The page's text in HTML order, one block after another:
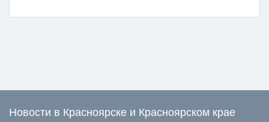
Новости в Красноярске и Красноярском крае